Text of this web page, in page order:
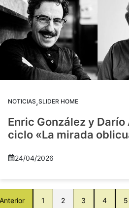
NOTICIAS,SLIDER HOME
Enric González y
ciclo «La mirada
24/04/2026
1 2 3 4 5